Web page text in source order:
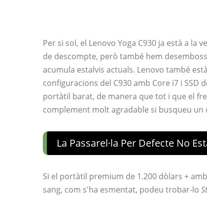
Per si sol, el Lenovo Yoga C930 ja està a la
de descompte, però també hem
acumula estalvis actuals. Lenovo també
configuracions del C930 amb Core i7 i SSD
portàtil barat, de manera que tot i que el
complement molt agradable si busqueu
La Passarel·la Per Defecte No
Si el portàtil premium de 1.200 dòlars +
sang, com s'ha esmentat, podeu trobar-lo